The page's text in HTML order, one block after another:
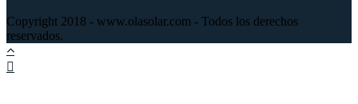
Copyright 2018 - www.olasolar.com - Todos los derechos
reservados.
